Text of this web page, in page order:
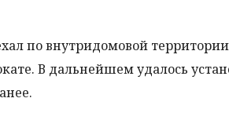
по внутридомовой
В дальнейшем удалось